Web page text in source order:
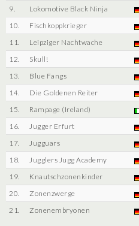
9.
Lokomotive Black Ninja
10.
Fischkoppkrieger
11.
Leipziger Nachtwache
12.
Skull!
13.
Blue Fangs
14.
Die Goldenen Reiter
15.
Rampage (Ireland)
16.
Jugger Erfurt
17.
Jugguars
18.
Jugglers Jugg Academy
19.
Knautschzonenkinder
20.
Zonenzwerge
21.
Zonenembryonen